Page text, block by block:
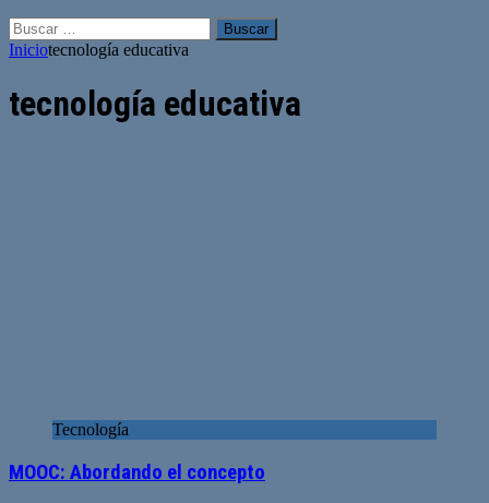
Buscar:
Iniciotecnología educativa
tecnología educativa
Tecnología
MOOC: Abordando el concepto